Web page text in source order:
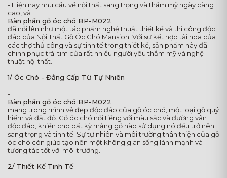
- Hiện nay nhu cầu về nội thất sang trọng và thẩm mỹ ngày càng
cao, và
Bàn phấn gỗ óc chó BP-M022
đã nổi lên như một tác phẩm nghệ thuật thiết kế và thi công độc
đáo của Nội Thất Gỗ Óc Chó Mansion. Với sự kết hợp tài hoa của
các thợ thủ công và sự tinh tế trong thiết kế, sản phẩm này đã
chinh phục trái tim của rất nhiều người yêu thẩm mỹ và nghệ
thuật nội thất.
1/ Óc Chó - Đẳng Cấp Từ Tự Nhiên
-
Bàn phấn gỗ óc chó BP-M022
mang trong mình vẻ đẹp độc đáo của gỗ óc chó, một loại gỗ quý
hiếm và đắt đỏ. Gỗ óc chó nổi tiếng với màu sắc và đường vân
độc đáo, khiến cho bất kỳ mảng gỗ nào sử dụng nó đều trở nên
sang trọng và tinh tế. Sự tự nhiên và môi trường thân thiện của gỗ
óc chó còn giúp tạo nên một không gian sống lành mạnh và
tương tác tốt với môi trường.
2/ Thiết Kế Tinh Tế